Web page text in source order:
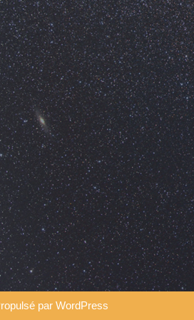
par WordPress